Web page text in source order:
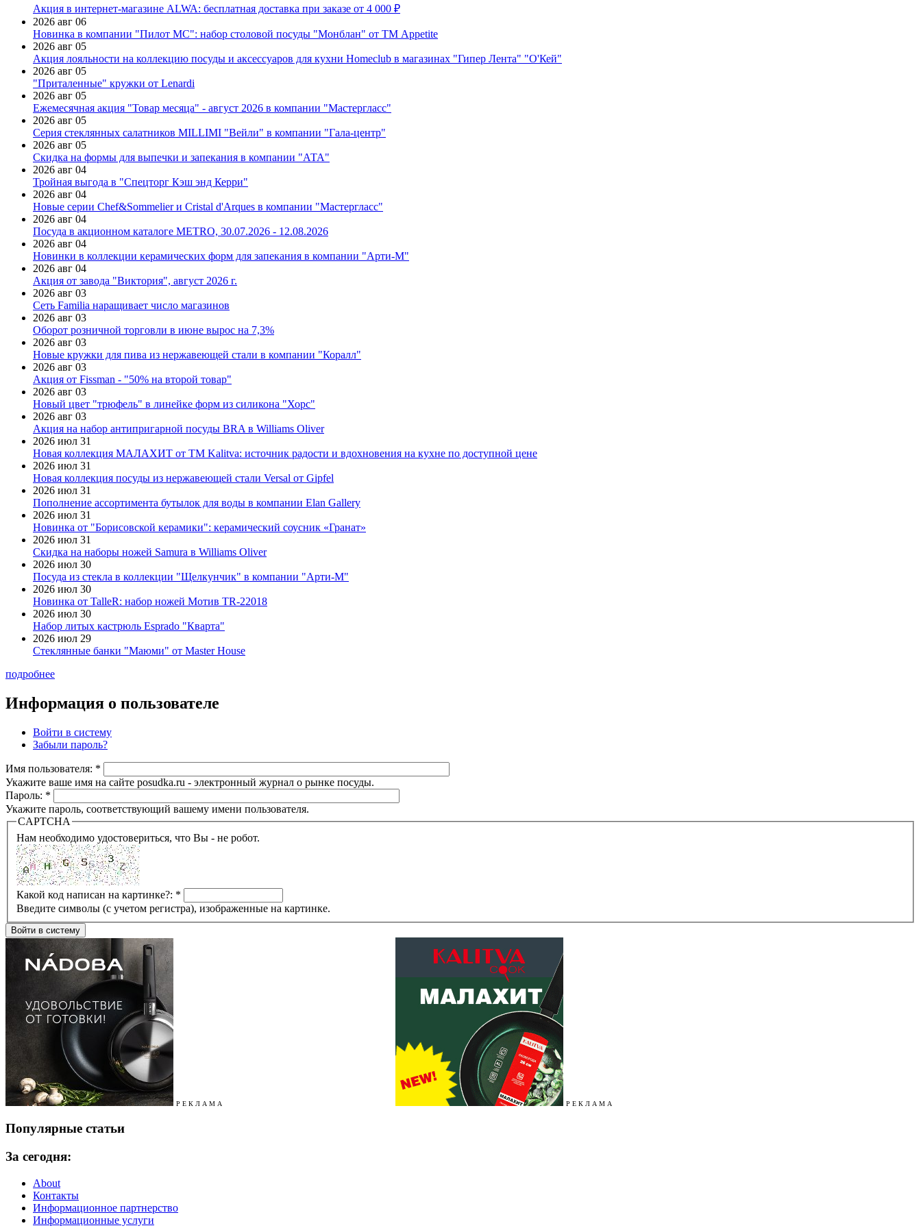
Акция в интернет-магазине ALWA: бесплатная доставка при заказе от 4 000 ₽
2026 авг 06
Новинка в компании "Пилот МС": набор столовой посуды "Монблан" от ТМ Appetite
2026 авг 05
Акция лояльности на коллекцию посуды и аксессуаров для кухни Homeclub в магазинах "Гипер Лента" "О'Кей"
2026 авг 05
"Приталенные" кружки от Lenardi
2026 авг 05
Ежемесячная акция "Товар месяца" - август 2026 в компании "Мастергласс"
2026 авг 05
Серия стеклянных салатников MILLIMI "Вейли" в компании "Гала-центр"
2026 авг 05
Скидка на формы для выпечки и запекания в компании "АТА"
2026 авг 04
Тройная выгода в "Спецторг Кэш энд Керри"
2026 авг 04
Новые серии Chef&Sommelier и Cristal d'Arques в компании "Мастергласс"
2026 авг 04
Посуда в акционном каталоге METRO, 30.07.2026 - 12.08.2026
2026 авг 04
Новинки в коллекции керамических форм для запекания в компании "Арти-М"
2026 авг 04
Акция от завода "Виктория", август 2026 г.
2026 авг 03
Сеть Familia наращивает число магазинов
2026 авг 03
Оборот розничной торговли в июне вырос на 7,3%
2026 авг 03
Новые кружки для пива из нержавеющей стали в компании "Коралл"
2026 авг 03
Акция от Fissman - "50% на второй товар"
2026 авг 03
Новый цвет "трюфель" в линейке форм из силикона "Хорс"
2026 авг 03
Акция на набор антипригарной посуды BRA в Williams Oliver
2026 июл 31
Новая коллекция МАЛАХИТ от ТМ Kalitva: источник радости и вдохновения на кухне по доступной цене
2026 июл 31
Новая коллекция посуды из нержавеющей стали Versal от Gipfel
2026 июл 31
Пополнение ассортимента бутылок для воды в компании Elan Gallery
2026 июл 31
Новинка от "Борисовской керамики": керамический соусник «Гранат»
2026 июл 31
Скидка на наборы ножей Samura в Williams Oliver
2026 июл 30
Посуда из стекла в коллекции "Щелкунчик" в компании "Арти-М"
2026 июл 30
Новинка от TalleR: набор ножей Мотив TR-22018
2026 июл 30
Набор литых кастрюль Esprado "Кварта"
2026 июл 29
Стеклянные банки "Маюми" от Master House
подробнее
Информация о пользователе
Войти в систему
Забыли пароль?
Имя пользователя: *
Укажите ваше имя на сайте posudka.ru - электронный журнал о рынке посуды.
Пароль: *
Укажите пароль, соответствующий вашему имени пользователя.
CAPTCHA
Нам необходимо удостовериться, что Вы - не робот.
Какой код написан на картинке?: *
Введите символы (с учетом регистра), изображенные на картинке.
Р Е К Л А М А Р Е К Л А М А
Популярные статьи
За сегодня:
About
Контакты
Информационное партнерство
Информационные услуги